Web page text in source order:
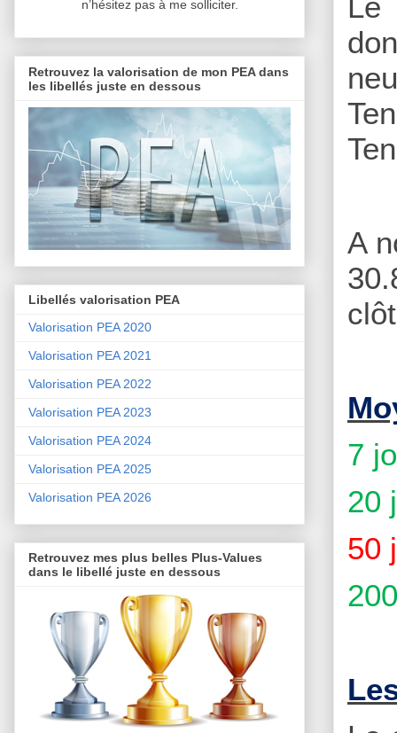
A
7
20
50
n’hésitez pas à me solliciter.
Retrouvez la valorisation de mon PEA dans
les libellés juste en dessous
Libellés valorisation PEA
Valorisation PEA 2020
Valorisation PEA 2021
Valorisation PEA 2022
Valorisation PEA 2023
Valorisation PEA 2024
Valorisation PEA 2025
Valorisation PEA 2026
Retrouvez mes plus belles Plus-Values
dans le libellé juste en dessous